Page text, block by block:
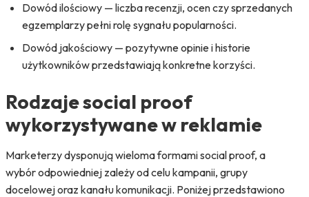
Dowód ilościowy — liczba recenzji, ocen czy sprzedanych
egzemplarzy pełni rolę sygnału popularności.
Dowód jakościowy — pozytywne opinie i historie
użytkowników przedstawiają konkretne korzyści.
Rodzaje social proof
wykorzystywane w reklamie
Marketerzy dysponują wieloma formami social proof, a
wybór odpowiedniej zależy od celu kampanii, grupy
docelowej oraz kanału komunikacji. Poniżej przedstawiono